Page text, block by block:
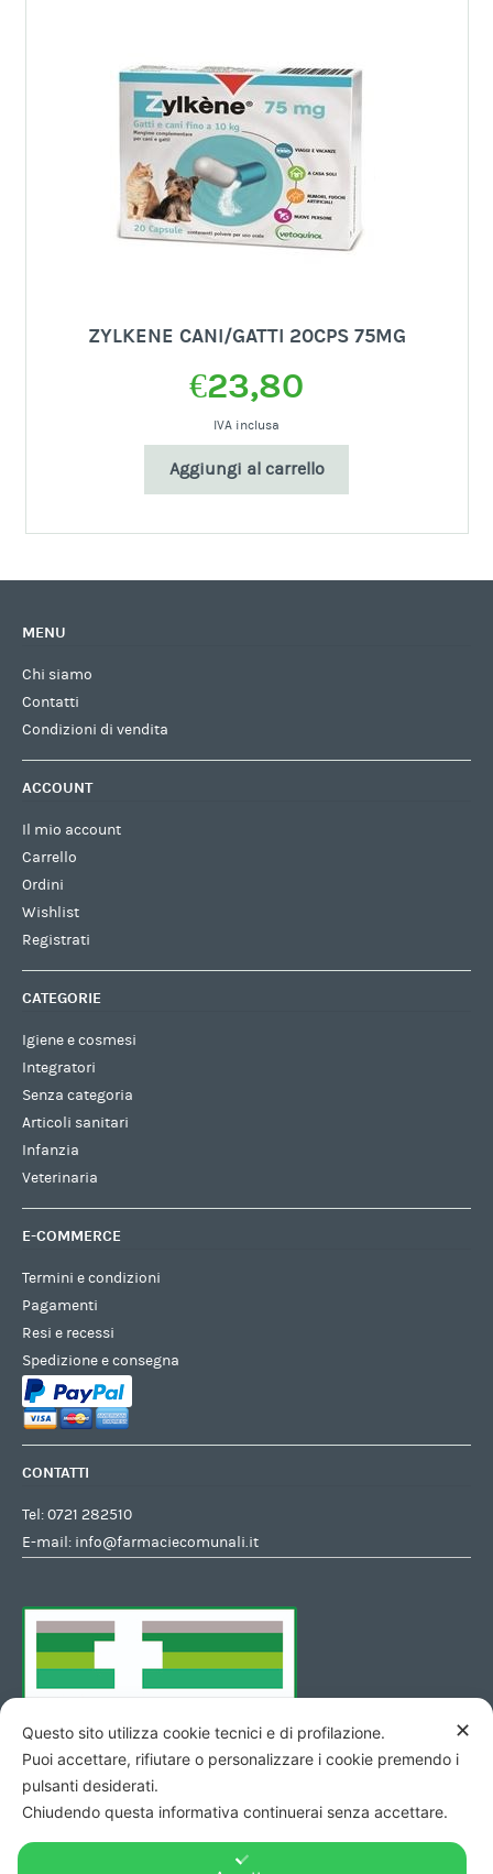
ZYLKENE CANI/GATTI 20CPS 75MG
€23,80
IVA inclusa
Aggiungi al carrello
MENU
Chi siamo
Contatti
Condizioni di vendita
ACCOUNT
Il mio account
Carrello
Ordini
Wishlist
Registrati
CATEGORIE
Igiene e cosmesi
Integratori
Senza categoria
Articoli sanitari
Infanzia
Veterinaria
E-COMMERCE
Termini e condizioni
Pagamenti
Resi e recessi
Spedizione e consegna
CONTATTI
Tel:0721 282510
E-mail: info@farmaciecomunali.it
✕
Questo sito utilizza cookie tecnici e di profilazione.
Puoi accettare, rifiutare o personalizzare i cookie premendo i
pulsanti desiderati.
Chiudendo questa informativa continuerai senza accettare.